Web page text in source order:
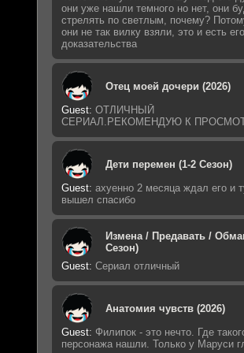
они уже нашли темного но нет, они
стрелять по светлым, почему?
они не так вилку взяли, это и есть его
доказательства
Отец моей дочери (2026)
Guest: ОТЛИЧНЫЙ
СЕРИАЛ.РЕКОМЕНДУЮ К
Дети перемен (1-2 Сезон)
Guest: ахуенно 2 месяца ждал его и
вышел спасибо
Измена / Предавать /
Сезон)
Guest: Сериал отличный
Анатомия чувств (2026)
Guest: Филипок - это нечто. Где
персонажа нашли. Только у Маруси